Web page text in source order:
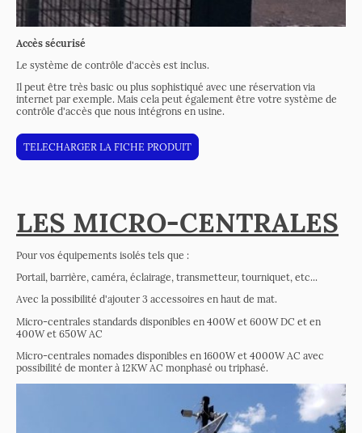
Accès sécurisé
Le système de contrôle d'accès est inclus.
Il peut être très basic ou plus sophistiqué avec une réservation via
internet par exemple. Mais cela peut également être votre système de
contrôle d'accès que nous intégrons en usine.
TELECHARGER LA FICHE PRODUIT
LES MICRO-CENTRALES
Pour vos équipements isolés tels que :
Portail, barrière, caméra, éclairage, transmetteur, tourniquet, etc...
Avec la possibilité d'ajouter 3 accessoires en haut de mat.
Micro-centrales standards disponibles en 400W et 600W DC et en
400W et 650W AC
Micro-centrales nomades disponibles en 1600W et 4000W AC avec
possibilité de monter à 12KW AC monphasé ou triphasé.